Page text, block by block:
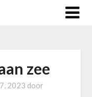
zee
2023 door